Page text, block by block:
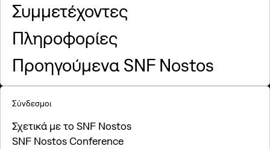
Συμμετέχοντες
Πληροφορίες
Προηγούμενα SNF Nostos
Σύνδεσμοι
Σχετικά με το SNF Nostos
SNF Nostos Conference